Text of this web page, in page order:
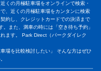
くの月極駐車場をオンラインで検索・
、近くの月極駐車場をカンタンに検索
約し、クレジットカードでの決済まで
また、満車の時には「空き待ち予約」
ます。 Park Direct（パークダイレク
場を比較検討したい」 そんな方はぜひ